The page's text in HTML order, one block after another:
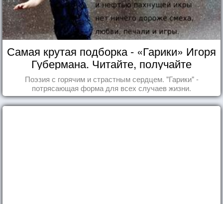
Самая крутая подборка - «Гарики» Игоря
Губермана. Читайте, получайте
удовольствие!
Поэзия с горячим и страстным сердцем. "Гарики" -
потрясающая форма для всех случаев жизни.